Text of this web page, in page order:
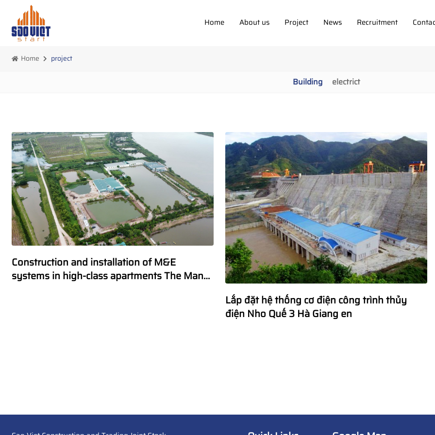
Home About us Project News Recruitment
Home project
Building electrict
Construction and installation of M&E
systems in high-class apartments The Manor
Lắp đặt hệ thống cơ điện công trình thủy
điện Nho Quế 3 Hà Giang en